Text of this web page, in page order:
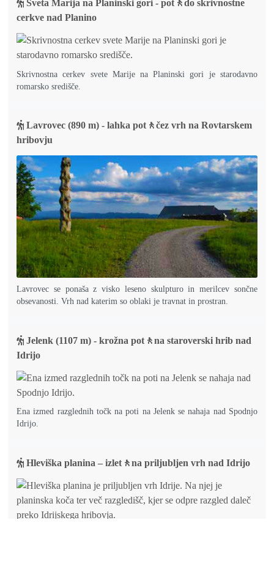
Sveta Marija na Planinski gori - pot🚶do skrivnostne
cerkve nad Planino
Skrivnostna cerkev svete Marije na Planinski gori je starodavno
romarsko središče.
Lavrovec (890 m) - lahka pot🚶čez vrh na Rovtarskem
hribovju
Lavrovec se ponaša z visko leseno skulpturo in merilcev sončne
obsevanosti. Vrh nad katerim so oblaki je travnat in prostran.
Jelenk (1107 m) - krožna pot🚶na staroverski hrib nad
Idrijo
Ena izmed razglednih točk na poti na Jelenk se nahaja nad Spodnjo
Idrijo.
Hleviška planina – izlet🚶na priljubljen vrh nad Idrijo